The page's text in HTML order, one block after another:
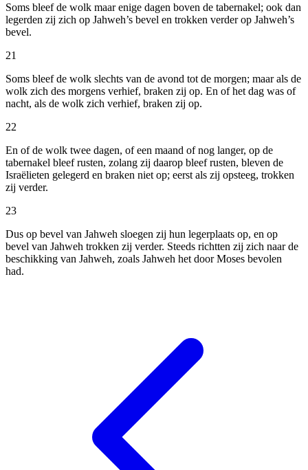
Soms bleef de wolk maar enige dagen boven de tabernakel; ook dan
legerden zij zich op Jahweh’s bevel en trokken verder op Jahweh’s
bevel.
21
Soms bleef de wolk slechts van de avond tot de morgen; maar als de
wolk zich des morgens verhief, braken zij op. En of het dag was of
nacht, als de wolk zich verhief, braken zij op.
22
En of de wolk twee dagen, of een maand of nog langer, op de
tabernakel bleef rusten, zolang zij daarop bleef rusten, bleven de
Israëlieten gelegerd en braken niet op; eerst als zij opsteeg, trokken
zij verder.
23
Dus op bevel van Jahweh sloegen zij hun legerplaats op, en op
bevel van Jahweh trokken zij verder. Steeds richtten zij zich naar de
beschikking van Jahweh, zoals Jahweh het door Moses bevolen
had.